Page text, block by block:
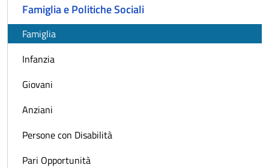
Famiglia e Politiche Sociali
Famiglia
Infanzia
Giovani
Anziani
Persone con Disabilità
Pari Opportunità